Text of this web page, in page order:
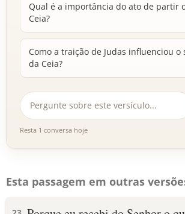
Qual é a importância do ato de partir
Ceia?
Como a traição de Judas influenciou o
da Ceia?
Resta 1 conversa hoje
Esta passagem em outras